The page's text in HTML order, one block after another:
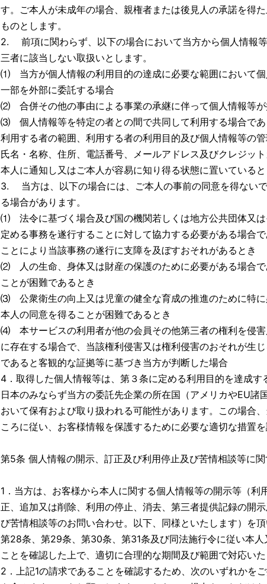
す。ご本人が未成年の場合、親権者または後見人の承諾を得
ものとします。
2. 前項に関わらず、以下の場合において当方から個人情報
三者に該当しない取扱いとします。
⑴ 当方が個人情報の利用目的の達成に必要な範囲において個
一部を外部に委託する場合
⑵ 合併その他の事由による事業の承継に伴って個人情報等が
⑶ 個人情報等を特定の者との間で共同して利用する場合であ
利用する者の範囲、利用する者の利用目的及び個人情報等の
氏名・名称、住所、電話番号、メールアドレス及びクレジッ
本人に通知し又はご本人が容易に知り得る状態に置いていると
3. 当方は、以下の場合には、ご本人の事前の同意を得ない
る場合があります。
⑴ 法令に基づく場合及び国の機関若しくは地方公共団体又は
定める事務を遂行することに対して協力する必要がある場合
ことにより当該事務の遂行に支障を及ぼすおそれがあるとき
⑵ 人の生命、身体又は財産の保護のために必要がある場合で
ことが困難であるとき
⑶ 公衆衛生の向上又は児童の健全な育成の推進のために特
本人の同意を得ることが困難であるとき
⑷ 本サービスの利用者が他の会員その他第三者の権利を侵害
に存在する場合で、当該権利侵害又は権利侵害のおそれが生
であると客観的な証拠等に基づき当方が判断した場合
4．取得した個人情報等は、第３条に定める利用目的を達成す
日本のみならず当方の委託先企業の所在国（アメリカやEU諸
おいて保有および取り扱われる可能性があります。この場合
ころに従い、お客様情報を保護するために必要な適切な措置を
第5条 個人情報の開示、訂正及び利用停止及び苦情相談等に
1．当方は、お客様から本人に関する個人情報等の開示等（利
正、追加又は削除、利用の停止、消去、第三者提供記録の開
び苦情相談等のお問い合わせ。以下、同様といたします）を
第28条、第29条、第30条、第31条及び同法施行令に従い本人
ことを確認した上で、適切に合理的な期間及び範囲で対応いた
2．上記1の請求であることを確認するため、次のいずれかを